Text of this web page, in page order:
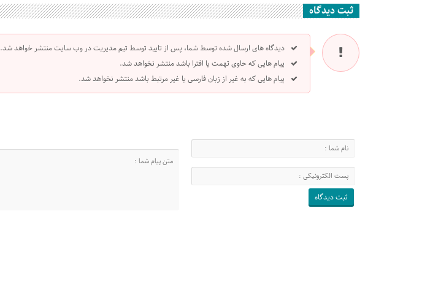
ثبت دیدگاه
دیدگاه های ارسال شده توسط شما، پس از تایید توسط تیم مدیریت در وب سایت منتشر خواهد شد.
پیام هایی که حاوی تهمت یا افترا باشد منتشر نخواهد شد.
پیام هایی که به غیر از زبان فارسی یا غیر مرتبط باشد منتشر نخواهد شد.